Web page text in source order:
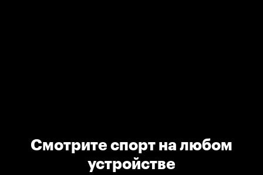
Смотрите спорт на любом
устройстве